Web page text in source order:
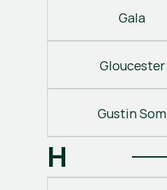
Gala
Gloucester
Gustin Som
H